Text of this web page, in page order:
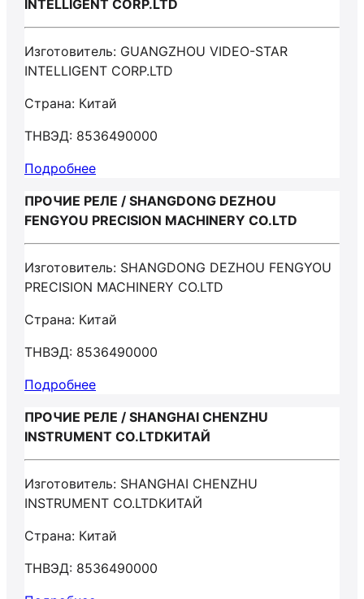
INTELLIGENT CORP.LTD
Изготовитель: GUANGZHOU VIDEO-STAR
INTELLIGENT CORP.LTD
Страна: Китай
ТНВЭД: 8536490000
Подробнее
ПРОЧИЕ РЕЛЕ / SHANGDONG DEZHOU
FENGYOU PRECISION MACHINERY CO.LTD
Изготовитель: SHANGDONG DEZHOU FENGYOU
PRECISION MACHINERY CO.LTD
Страна: Китай
ТНВЭД: 8536490000
Подробнее
ПРОЧИЕ РЕЛЕ / SHANGHAI CHENZHU
INSTRUMENT CO.LTDКИТАЙ
Изготовитель: SHANGHAI CHENZHU
INSTRUMENT CO.LTDКИТАЙ
Страна: Китай
ТНВЭД: 8536490000